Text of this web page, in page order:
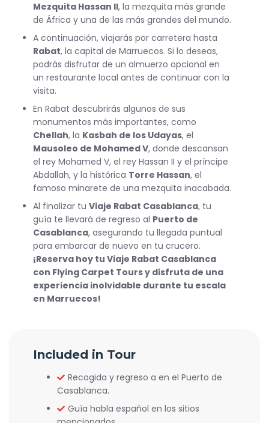
Mezquita Hassan II, la mezquita más grande
de África y una de las más grandes del mundo.
A continuación, viajarás por carretera hasta
Rabat, la capital de Marruecos. Si lo deseas,
podrás disfrutar de un almuerzo opcional en
un restaurante local antes de continuar con la
visita.
En Rabat descubrirás algunos de sus
monumentos más importantes, como
Chellah, la Kasbah de los Udayas, el
Mausoleo de Mohamed V, donde descansan
el rey Mohamed V, el rey Hassan II y el príncipe
Abdallah, y la histórica Torre Hassan, el
famoso minarete de una mezquita inacabada.
Al finalizar tu Viaje Rabat Casablanca, tu
guía te llevará de regreso al Puerto de
Casablanca, asegurando tu llegada puntual
para embarcar de nuevo en tu crucero.
¡Reserva hoy tu Viaje Rabat Casablanca
con Flying Carpet Tours y disfruta de una
experiencia inolvidable durante tu escala
en Marruecos!
Included in Tour
Recogida y regreso a en el Puerto de
Casablanca.
Guía habla español en los sitios